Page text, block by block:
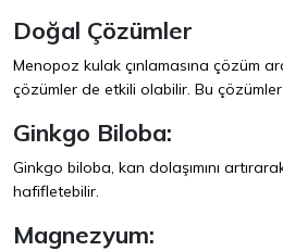
Doğal Çözümler
Menopoz kulak çınlamasına çözüm
çözümler de etkili olabilir. Bu
Ginkgo Biloba:
Ginkgo biloba, kan dolaşımını
hafifletebilir.
Magnezyum: